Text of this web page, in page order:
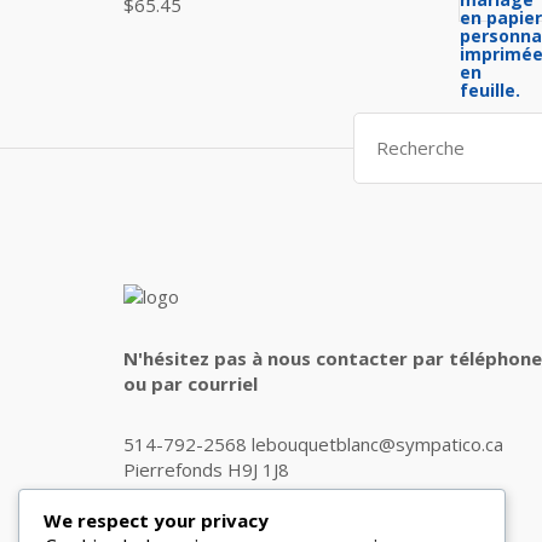
Search
for:
N'hésitez pas à nous contacter par
ou par courriel
514-792-2568 lebouquetblanc@sympatico.ca
Pierrefonds H9J 1J8
We respect your privacy